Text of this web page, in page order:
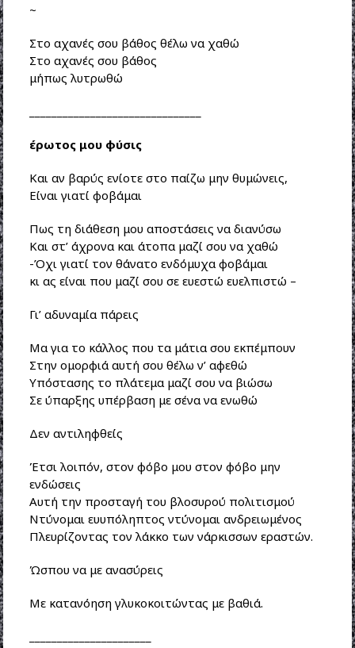
~
Στο αχανές σου βάθος θέλω να χαθώ
Στο αχανές σου βάθος
μήπως λυτρωθώ
έρωτος μου φύσις
Και αν βαρύς ενίοτε στο παίζω μην θυμώνεις,
Είναι γιατί φοβάμαι
Πως τη διάθεση μου αποστάσεις να διανύσω
Και στ’ άχρονα και άτοπα μαζί σου να χαθώ
-Όχι γιατί τον θάνατο ενδόμυχα φοβάμαι
κι ας είναι που μαζί σου σε ευεστώ ευελπιστώ –
Γι’ αδυναμία πάρεις
Μα για το κάλλος που τα μάτια σου εκπέμπουν
Στην ομορφιά αυτή σου θέλω ν’ αφεθώ
Υπόστασης το πλάτεμα μαζί σου να βιώσω
Σε ύπαρξης υπέρβαση με σένα να ενωθώ
Δεν αντιληφθείς
Έτσι λοιπόν, στον φόβο μου στον φόβο μην
ενδώσεις
Αυτή την προσταγή του βλοσυρού πολιτισμού
Ντύνομαι ευυπόληπτος ντύνομαι ανδρειωμένος
Πλευρίζοντας τον λάκκο των νάρκισσων εραστών.
Ώσπου να με ανασύρεις
Με κατανόηση γλυκοκοιτώντας με βαθιά.